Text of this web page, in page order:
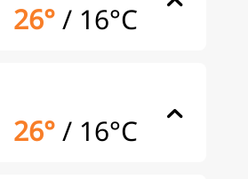
26°/ 16°C
26°/ 16°C